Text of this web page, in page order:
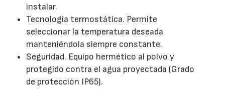
instalar.
Tecnología termostática. Permite
seleccionar la temperatura deseada
manteniéndola siempre constante.
Seguridad. Equipo hermético al polvo y
protegido contra el agua proyectada (Grado
de protección IP65).